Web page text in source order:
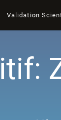
Validation